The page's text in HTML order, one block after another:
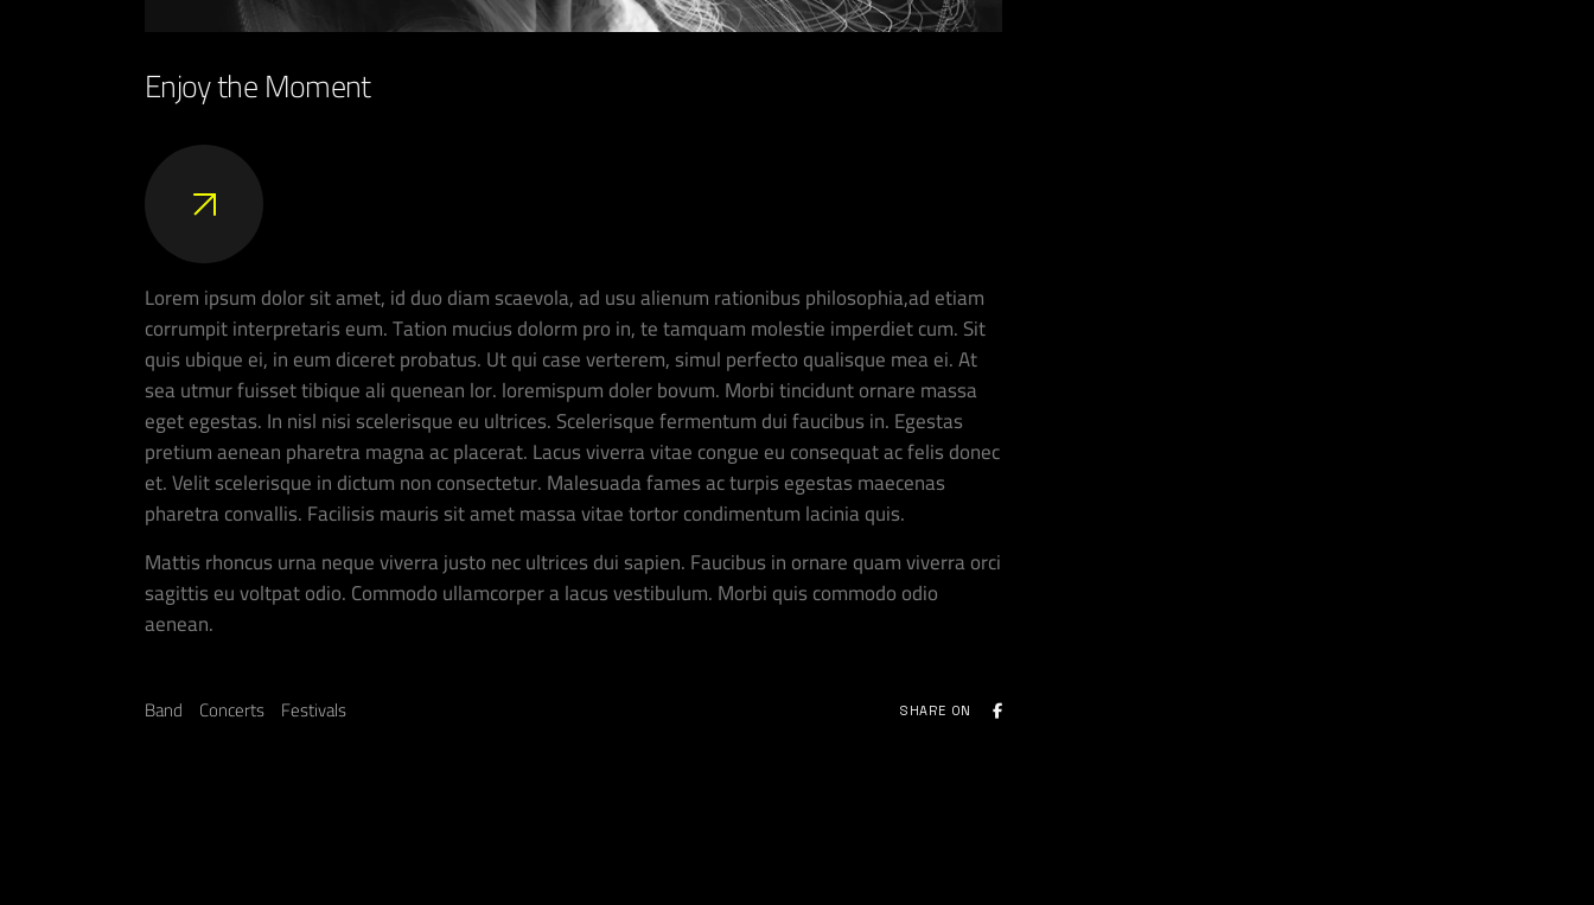
Enjoy the Moment
Lorem ipsum dolor sit amet, id duo diam scaevola, ad usu alienum rationibus philosophia,ad etiam
corrumpit interpretaris eum. Tation mucius dolorm pro in, te tamquam molestie imperdiet cum. Sit
quis ubique ei, in eum diceret probatus. Ut qui case verterem, simul perfecto qualisque mea ei. At
sea utmur fuisset tibique ali quenean lor. loremispum doler bovum. Morbi tincidunt ornare massa
eget egestas. In nisl nisi scelerisque eu ultrices. Scelerisque fermentum dui faucibus in. Egestas
pretium aenean pharetra magna ac placerat. Lacus viverra vitae congue eu consequat ac felis donec
et. Velit scelerisque in dictum non consectetur. Malesuada fames ac turpis egestas maecenas
pharetra convallis. Facilisis mauris sit amet massa vitae tortor condimentum lacinia quis.
Mattis rhoncus urna neque viverra justo nec ultrices dui sapien. Faucibus in ornare quam viverra orci
sagittis eu voltpat odio. Commodo ullamcorper a lacus vestibulum. Morbi quis commodo odio
aenean.
Band Concerts Festivals SHARE ON